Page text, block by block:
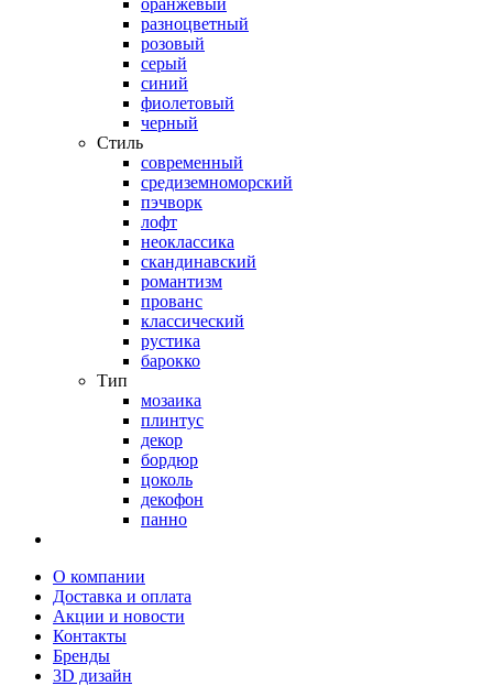
оранжевый
разноцветный
розовый
серый
синий
фиолетовый
черный
Стиль
современный
средиземноморский
пэчворк
лофт
неоклассика
скандинавский
романтизм
прованс
классический
рустика
барокко
Тип
мозаика
плинтус
декор
бордюр
цоколь
декофон
панно
О компании
Доставка и оплата
Акции и новости
Контакты
Бренды
3D дизайн